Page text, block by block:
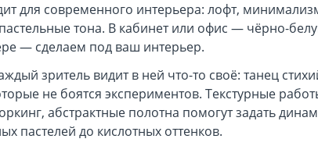
для современного интерьера: лофт,
тона. В кабинет или офис — чёрно-
— сделаем под ваш интерьер.
зритель видит в ней что-то своё: танец
не боятся экспериментов. Текстурные
абстрактные полотна помогут задать
пастелей до кислотных оттенков.